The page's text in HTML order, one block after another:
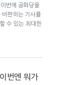
번에 공화당을
비판하는 기사를
수 있는 최대한
번엔 뭐가